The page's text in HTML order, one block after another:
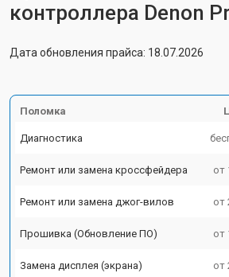
контроллера Denon
Дата обновления прайса: 18.07.2026
Поломка
Диагностика
Ремонт или замена кроссфейдера от
Ремонт или замена джог-вилов от
Прошивка (Обновление ПО) от
Замена дисплея (экрана) от